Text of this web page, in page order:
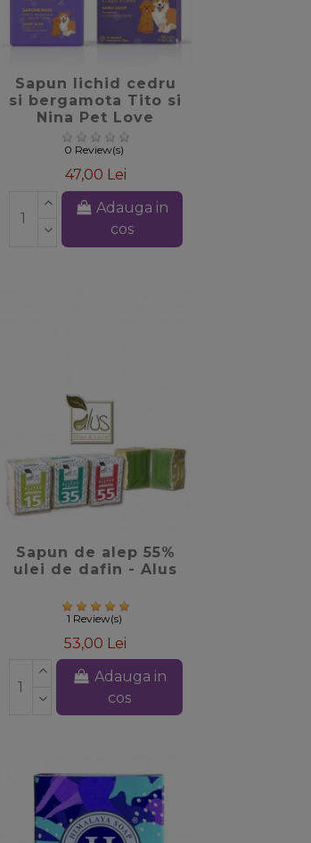
Sapun lichid cedru
si bergamota Tito si
Nina Pet Love
Bioearth, 300ml
0 Review(s)
47,00 Lei
Adauga in
cos
Sapun de alep 55%
ulei de dafin - Alus
1 Review(s)
53,00 Lei
Adauga in
cos